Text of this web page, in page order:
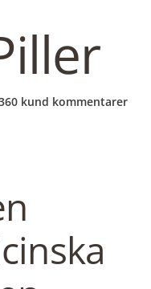
kund kommentarer